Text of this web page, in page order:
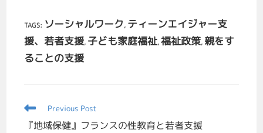
TAGS: ソーシャルワーク, ティーンエイジャー支
援、若者支援, 子ども家庭福祉, 福祉政策, 親をす
ることの支援
Previous Post
『地域保健』フランスの性教育と若者支援